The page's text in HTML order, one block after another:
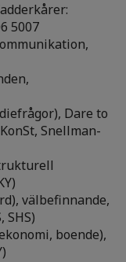
5007
Dare to
Snellman-
välbefinnande,
SHS)
boende),